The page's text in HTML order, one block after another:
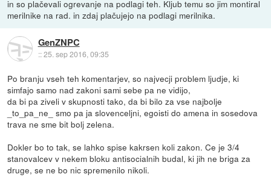
in so plačevali ogrevanje na podlagi teh. Kljub temu so jim montiral
merilnike na rad. in zdaj plačujejo na podlagi merilnika.
GenZNPC
::25. sep 2016, 09:35
Po branju vseh teh komentarjev, so najvecji problem ljudje, ki
simfajo samo nad zakoni sami sebe pa ne vidijo,
da bi pa ziveli v skupnosti tako, da bi bilo za vse najbolje
_to_pa_ne_ smo pa ja slovenceljni, egoisti do amena in sosedova
trava ne sme bit bolj zelena.
Dokler bo to tak, se lahko spise kakrsen koli zakon. Ce je 3/4
stanovalcev v nekem bloku antisocialnih budal, ki jih ne briga za
druge, se ne bo nic spremenilo nikoli.